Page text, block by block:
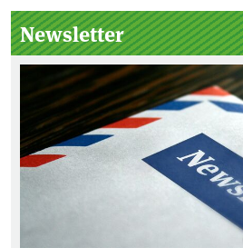
Seitenleiste
Newsletter